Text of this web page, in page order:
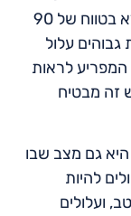
אתה עוקב אחר רכב אחר. אם אתה נמצא בטווח של 90
עלול
המפריע לראות
זה מבטיח
היא גם מצב שבו
להיות
ועלולים